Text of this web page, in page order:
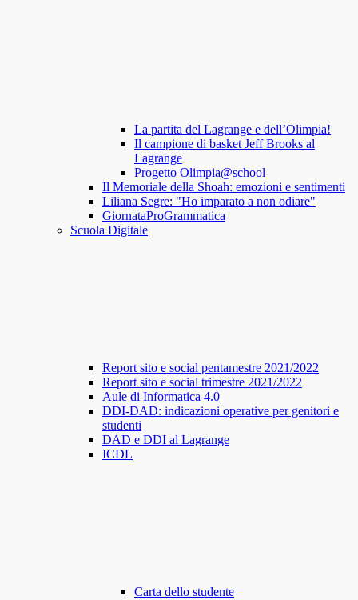
La partita del Lagrange e dell’Olimpia!
Il campione di basket Jeff Brooks al
Lagrange
Progetto Olimpia@school
Il Memoriale della Shoah: emozioni e sentimenti
Liliana Segre: "Ho imparato a non odiare"
GiornataProGrammatica
Scuola Digitale
Report sito e social pentamestre 2021/2022
Report sito e social trimestre 2021/2022
Aule di Informatica 4.0
DDI-DAD: indicazioni operative per genitori e
studenti
DAD e DDI al Lagrange
ICDL
Carta dello studente